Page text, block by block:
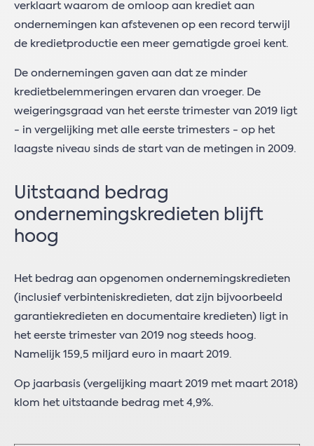
verklaart waarom de omloop aan krediet aan
ondernemingen kan afstevenen op een record terwijl
de kredietproductie een meer gematigde groei kent.
De ondernemingen gaven aan dat ze minder
kredietbelemmeringen ervaren dan vroeger. De
weigeringsgraad van het eerste trimester van 2019 ligt
- in vergelijking met alle eerste trimesters - op het
laagste niveau sinds de start van de metingen in 2009.
Uitstaand bedrag
ondernemingskredieten blijft
hoog
Het bedrag aan opgenomen ondernemingskredieten
(inclusief verbinteniskredieten, dat zijn bijvoorbeeld
garantiekredieten en documentaire kredieten) ligt in
het eerste trimester van 2019 nog steeds hoog.
Namelijk 159,5 miljard euro in maart 2019.
Op jaarbasis (vergelijking maart 2019 met maart 2018)
klom het uitstaande bedrag met 4,9%.